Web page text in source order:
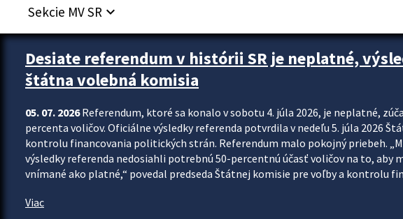
Sekcie MV SR keyboard_arrow_down
Zastavit automatický posun upútavok
Desiate referendum v histórii SR je neplatné,
štátna volebná komisia
05. 07. 2026Referendum, ktoré sa konalo v sobotu 4. júla 2026, je neplatné,
percenta voličov. Oficiálne výsledky referenda potvrdila v nedeľu 5. júla 2026
kontrolu financovania politických strán. Referendum malo pokojný priebeh.
výsledky referenda nedosiahli potrebnú 50-percentnú účasť voličov na to,
vnímané ako platné,“ povedal predseda Štátnej komisie pre voľby a kontrolu
Viac